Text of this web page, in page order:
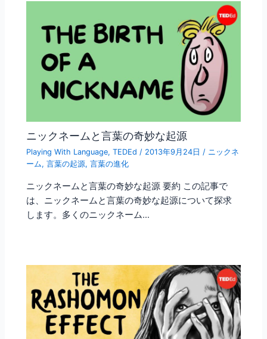
ニックネームと言葉の奇妙な起源
Playing With Language,TEDEd / 2013年9月24日/ ニックネ
ーム,言葉の起源,言葉の進化
ニックネームと言葉の奇妙な起源 要約 この記事で
は、ニックネームと言葉の奇妙な起源について探求
します。多くのニックネーム…